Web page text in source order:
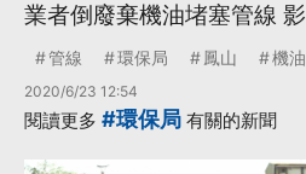
業者倒廢棄機油堵塞管線
管線 環保局 鳳山 機油
2020/6/23 12:54
閱讀更多 #環保局 有關的新聞